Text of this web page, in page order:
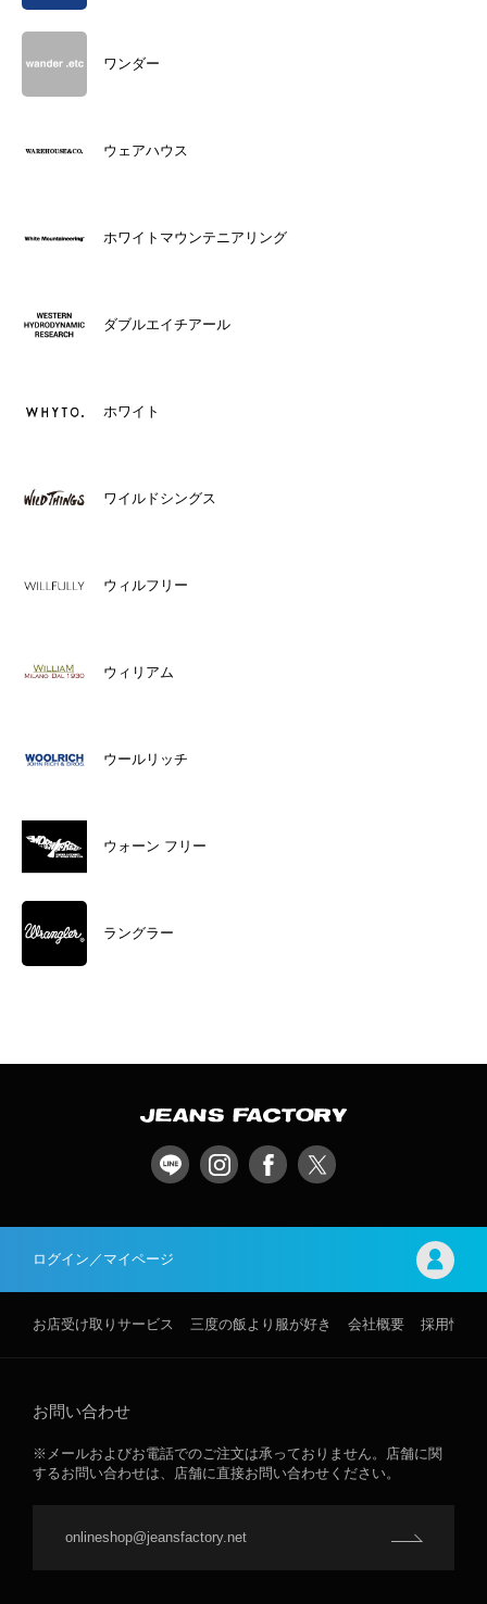
ワンダー
ウェアハウス
ホワイトマウンテニアリング
ダブルエイチアール
ホワイト
ワイルドシングス
ウィルフリー
ウィリアム
ウールリッチ
ウォーン フリー
ラングラー
ログイン／マイページ
お店受け取りサービス 三度の飯より服が好き 会社概要 採用情報
お問い合わせ
※メールおよびお電話でのご注文は承っておりません。店舗に関
するお問い合わせは、店舗に直接お問い合わせください。
onlineshop@jeansfactory.net